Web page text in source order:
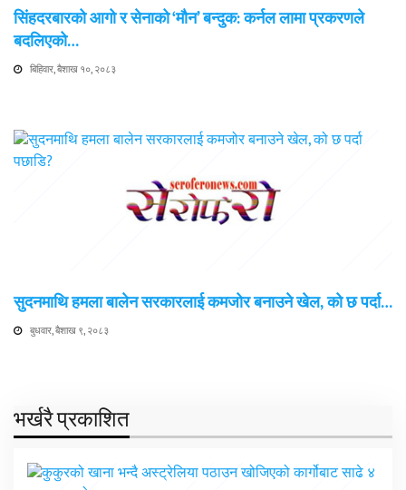
सिंहदरबारको आगो र सेनाको ‘मौन’ बन्दुक: कर्नल लामा प्रकरणले
बदलिएको…
बिहिवार, बैशाख १०, २०८३
सुदनमाथि हमला बालेन सरकारलाई कमजोर बनाउने खेल, को छ पर्दा…
बुधवार, बैशाख ९, २०८३
भर्खरै प्रकाशित